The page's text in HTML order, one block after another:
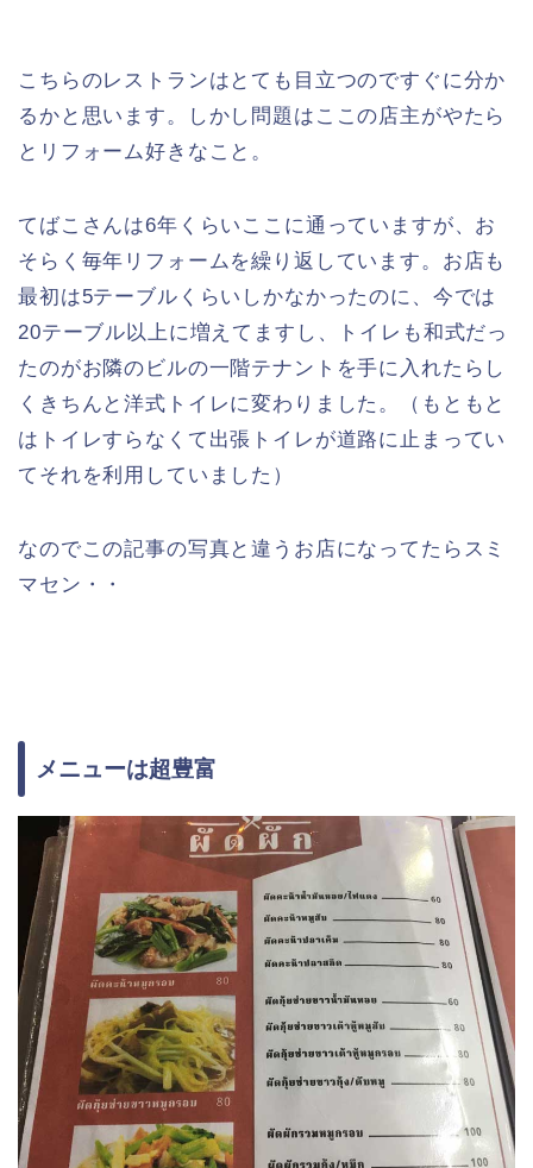
こちらのレストランはとても目立つのですぐに分か
るかと思います。しかし問題はここの店主がやたら
とリフォーム好きなこと。
てばこさんは6年くらいここに通っていますが、お
そらく毎年リフォームを繰り返しています。お店も
最初は5テーブルくらいしかなかったのに、今では
20テーブル以上に増えてますし、トイレも和式だっ
たのがお隣のビルの一階テナントを手に入れたらし
くきちんと洋式トイレに変わりました。（もともと
はトイレすらなくて出張トイレが道路に止まってい
てそれを利用していました）
なのでこの記事の写真と違うお店になってたらスミ
マセン・・
メニューは超豊富